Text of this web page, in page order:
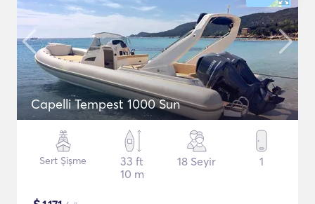
Capelli Tempest 1000 Sun
Sert Şişme
33 ft
10 m
18 Seyir 1